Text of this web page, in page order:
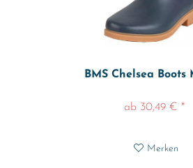
BMS Chelsea Boots
ab 30,49 € *
Merken